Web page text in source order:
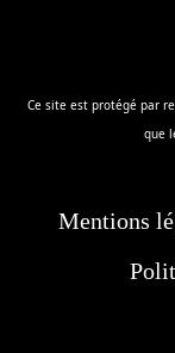
Ce site est protégé par
que
Mentions